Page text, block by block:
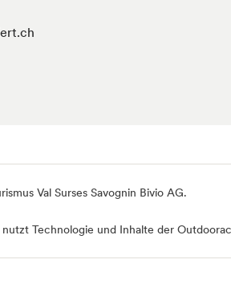
Val Surses Savognin Bivio AG.
nutzt Technologie und Inhalte der